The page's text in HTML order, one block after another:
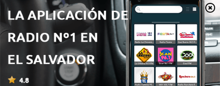
tom do seu programa de comédia histórica da
BBC.
Episodios
584 - 02/08/2026